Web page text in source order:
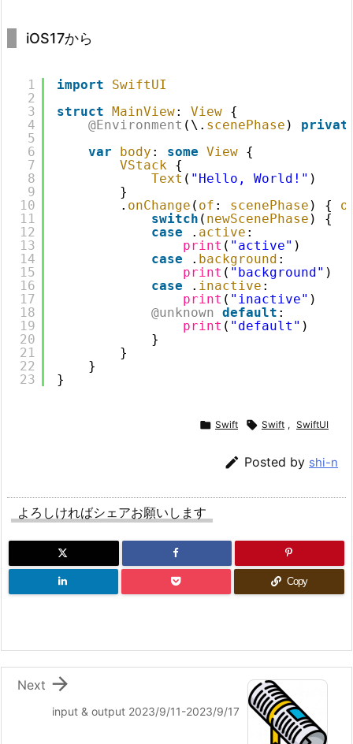
iOS17から
1
2
3
4
5
6
7
8
9
10
11
12
13
14
15
16
17
18
19
20
21
22
23
import
SwiftUI
struct MainView: View {
@Environment (\. scenePhase )
var
body : some View {
VStack {
Text ( "Hello, World!" )
}
. onChange ( of : scenePhase ) {
switch ( newScenePhase ) {
case
. active :
print ( "active" )
case
. background :
print ( "background" )
case
. inactive :
print ( "inactive" )
@unknown default :
print ( "default" )
}
}
}
}
 Swift  Swift , SwiftUI
 Posted by shi-n
よろしければシェアお願いします
Copy
input & output 2023/9/11-2023/9/17

Next